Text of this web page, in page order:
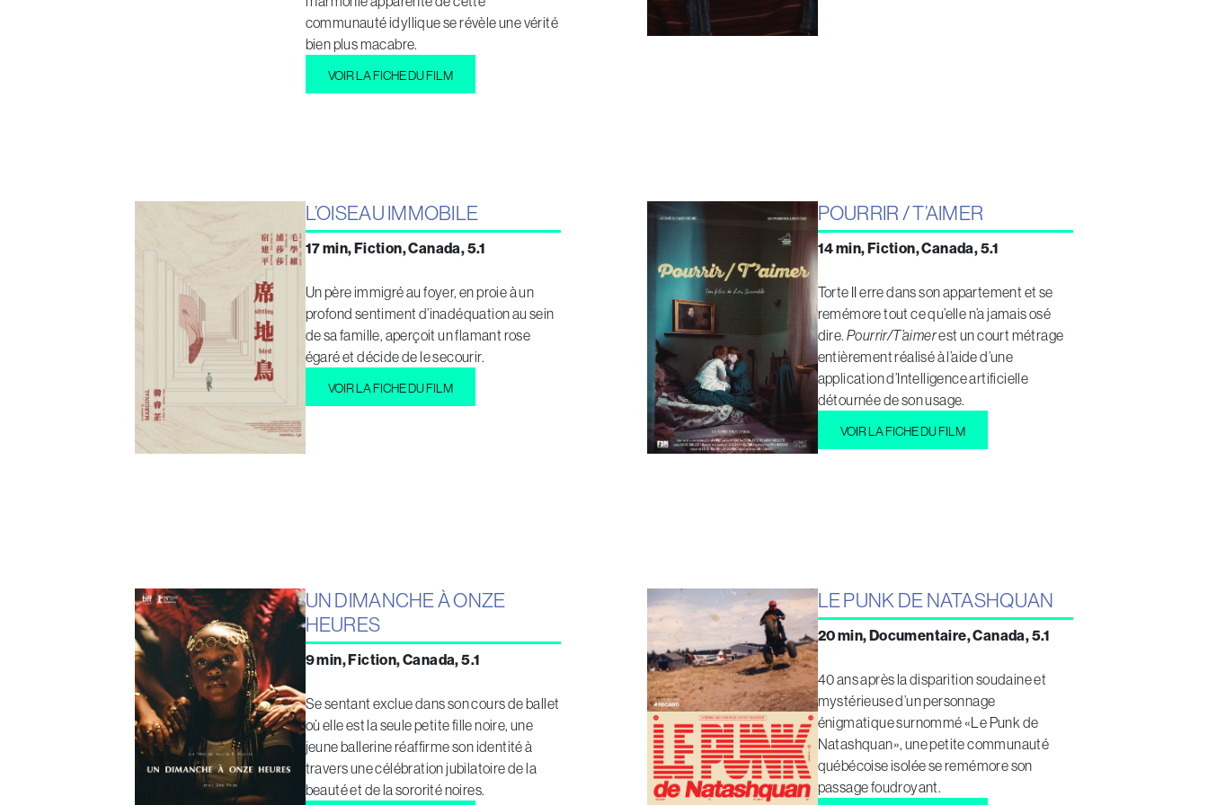
communauté idyllique se révèle une vérité
bien plus macabre.
VOIR LA FICHE DU FILM
L’OISEAU IMMOBILE
17 min, Fiction, Canada, 5.1
Un père immigré au foyer, en proie à un
profond sentiment d’inadéquation au sein
de sa famille, aperçoit un flamant rose
égaré et décide de le secourir.
VOIR LA FICHE DU FILM
POURRIR / T’AIMER
14 min, Fiction, Canada, 5.1
Torte II erre dans son appartement et se
remémore tout ce qu’elle n’a jamais osé
dire. Pourrir/T’aimerest un court métrage
entièrement réalisé à l’aide d’une
application d’Intelligence artificielle
détournée de son usage.
VOIR LA FICHE DU FILM
UN DIMANCHE À ONZE
HEURES
9 min, Fiction, Canada, 5.1
Se sentant exclue dans son cours de ballet
où elle est la seule petite fille noire, une
jeune ballerine réaffirme son identité à
travers une célébration jubilatoire de la
beauté et de la sororité noires.
LE PUNK DE NATASHQUAN
20 min, Documentaire, Canada, 5.1
40 ans après la disparition soudaine et
mystérieuse d’un personnage
énigmatique surnommé «Le Punk de
Natashquan», une petite communauté
québécoise isolée se remémore son
passage foudroyant.